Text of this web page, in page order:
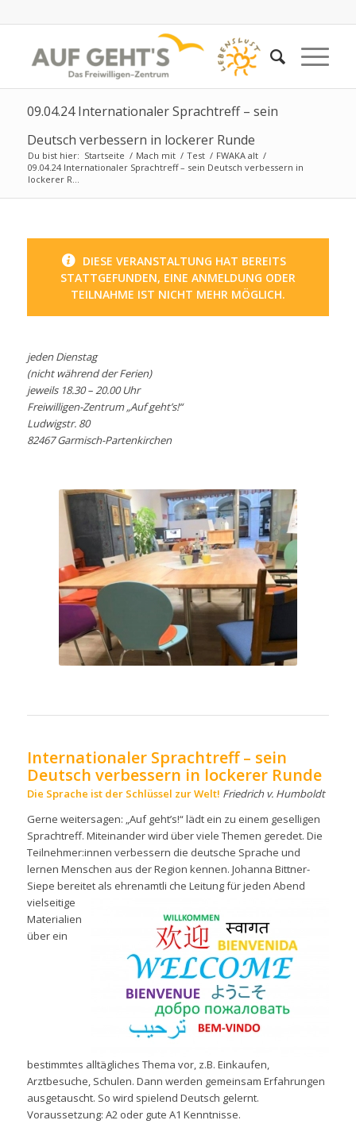
09.04.24 Internationaler Sprachtreff – sein
Deutsch verbessern in lockerer Runde
Du bist hier: Startseite / Mach mit / Test / FWAKA alt /
09.04.24 Internationaler Sprachtreff – sein Deutsch verbessern in
lockerer R...
DIESE VERANSTALTUNG HAT BEREITS
STATTGEFUNDEN, EINE ANMELDUNG ODER
TEILNAHME IST NICHT MEHR MÖGLICH.
jeden Dienstag
(nicht während der Ferien)
jeweils 18.30 – 20.00 Uhr
Freiwilligen-Zentrum „Auf geht’s!“
Ludwigstr. 80
82467 Garmisch-Partenkirchen
Internationaler Sprachtreff – sein
Deutsch verbessern in lockerer Runde
Die Sprache ist der Schlüssel zur Welt! Friedrich v. Humboldt
Gerne weitersagen: „Auf geht’s!“ lädt ein zu einem geselligen
Sprachtreff. Miteinander wird über viele Themen geredet. Die
Teilnehmer:innen verbessern die deutsche Sprache und
lernen Menschen aus der Region kennen. Johanna Bittner-
Siepe bereitet als ehrenamtli che Leitung für jeden Abend
vielseitige
Materialien
über ein
bestimmtes alltägliches Thema vor, z.B. Einkaufen,
Arztbesuche, Schulen. Dann werden gemeinsam Erfahrungen
ausgetauscht. So wird spielend Deutsch gelernt.
Voraussetzung: A2 oder gute A1 Kenntnisse.